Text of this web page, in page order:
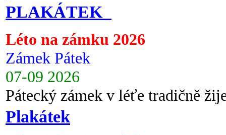
PLAKÁTEK
Léto na zámku 2026
Zámek Pátek
07-09 2026
Pátecký zámek v léťe tradičně
Plakátek